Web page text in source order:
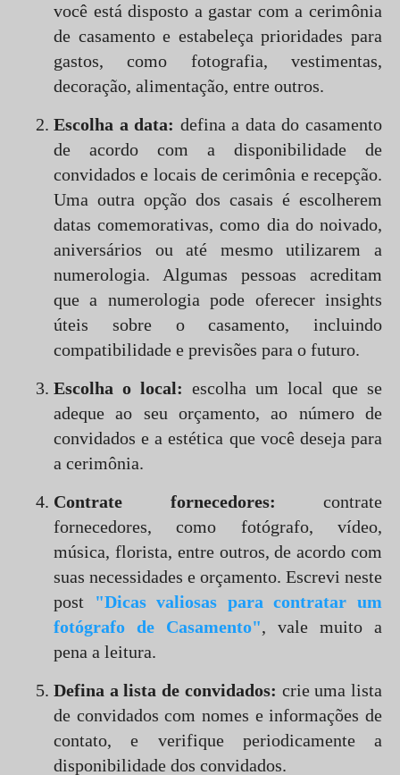
você está disposto a gastar com a cerimônia
de casamento e estabeleça prioridades para
gastos, como fotografia, vestimentas,
decoração, alimentação, entre outros.
Escolha a data: defina a data do casamento
de acordo com a disponibilidade de
convidados e locais de cerimônia e recepção.
Uma outra opção dos casais é escolherem
datas comemorativas, como dia do noivado,
aniversários ou até mesmo utilizarem a
numerologia. Algumas pessoas acreditam
que a numerologia pode oferecer insights
úteis sobre o casamento, incluindo
compatibilidade e previsões para o futuro.
Escolha o local: escolha um local que se
adeque ao seu orçamento, ao número de
convidados e a estética que você deseja para
a cerimônia.
Contrate fornecedores: contrate
fornecedores, como fotógrafo, vídeo,
música, florista, entre outros, de acordo com
suas necessidades e orçamento. Escrevi neste
post
"Dicas valiosas para contratar um
fotógrafo de Casamento", vale muito a
pena a leitura.
Defina a lista de convidados: crie uma lista
de convidados com nomes e informações de
contato, e verifique periodicamente a
disponibilidade dos convidados.